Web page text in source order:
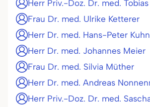
Herr Priv.-Doz. Dr. med.
Frau Dr. med. Ulrike Ketterer
Herr Dr. med. Hans-Peter
Herr Dr. med. Johannes Meier
Frau Dr. med. Silvia Müther
Herr Dr. med. Andreas
Herr Priv.-Doz. Dr. med.